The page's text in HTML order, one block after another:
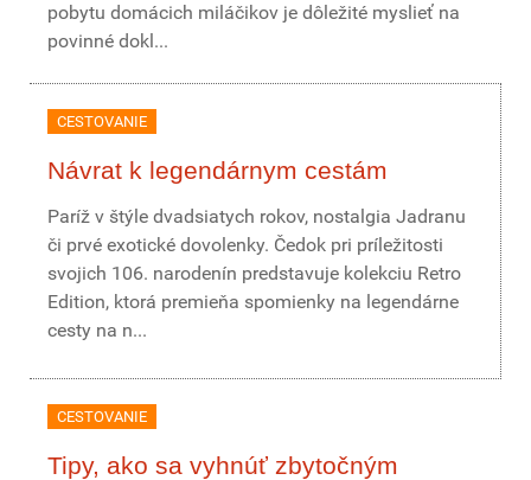
pobytu domácich miláčikov je dôležité myslieť na
povinné dokl...
CESTOVANIE
Návrat k legendárnym cestám
Paríž v štýle dvadsiatych rokov, nostalgia Jadranu
či prvé exotické dovolenky. Čedok pri príležitosti
svojich 106. narodenín predstavuje kolekciu Retro
Edition, ktorá premieňa spomienky na legendárne
cesty na n...
CESTOVANIE
Tipy, ako sa vyhnúť zbytočným